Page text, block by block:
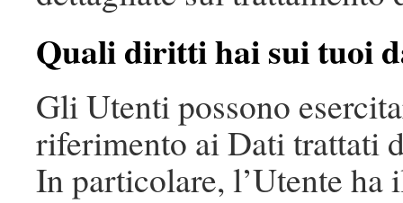
Quali diritti hai sui tuoi
Gli Utenti possono
riferimento ai Dati trattati
In particolare, l’Utente